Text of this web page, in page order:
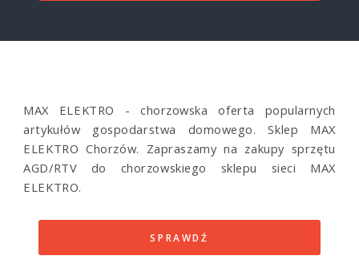
MAX ELEKTRO - chorzowska oferta popularnych
artykułów gospodarstwa domowego. Sklep MAX
ELEKTRO Chorzów. Zapraszamy na zakupy sprzętu
AGD/RTV do chorzowskiego sklepu sieci MAX
ELEKTRO.
SPRAWDŹ